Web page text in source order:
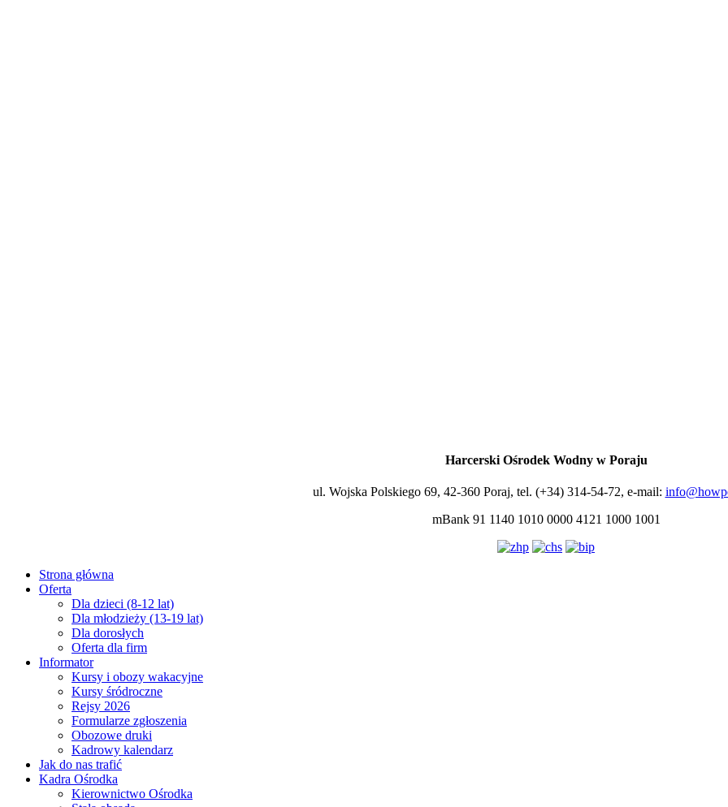
Harcerski Ośrodek Wodny w Poraju
ul. Wojska Polskiego 69, 42-360 Poraj, tel. (+34) 314-54-72, e-mail:
mBank 91 1140 1010 0000 4121 1000 1001
Strona główna
Oferta
Dla dzieci (8-12 lat)
Dla młodzieży (13-19 lat)
Dla dorosłych
Oferta dla firm
Informator
Kursy i obozy wakacyjne
Kursy śródroczne
Rejsy 2026
Formularze zgłoszenia
Obozowe druki
Kadrowy kalendarz
Jak do nas trafić
Kadra Ośrodka
Kierownictwo Ośrodka